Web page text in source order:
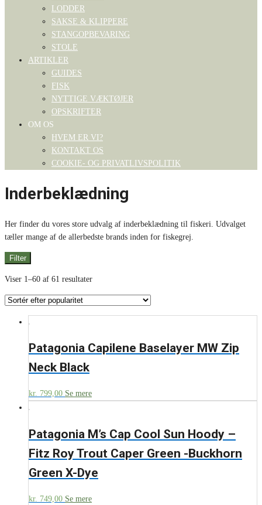
LODDER
SAKSE & KLIPPERE
STANGOPBEVARING
STOLE
ARTIKLER
GUIDES
FISK
NYTTIGE VÆKTØJER
OPSKRIFTER
OM OS
HVEM ER VI?
KONTAKT OS
COOKIE- OG PRIVATLIVSPOLITIK
Inderbeklædning
Her finder du vores store udvalg af inderbeklædning til fiskeri. Udvalget
tæller mange af de allerbedste brands inden for fiskegrej.
Filter
Viser 1–60 af 61 resultater
Patagonia Capilene Baselayer MW Zip
Neck Black
kr. 799,00 Se mere
Patagonia M’s Cap Cool Sun Hoody –
Fitz Roy Trout Caper Green -Buckhorn
Green X-Dye
kr. 749,00 Se mere